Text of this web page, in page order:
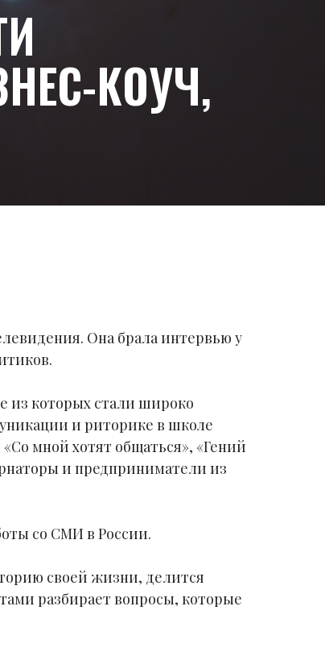
КОУЧ,
Она брала интервью у
из которых стали широко
и риторике в школе
мной хотят общаться», «Гений
и предприниматели из
со СМИ в России.
своей жизни, делится
разбирает вопросы, которые